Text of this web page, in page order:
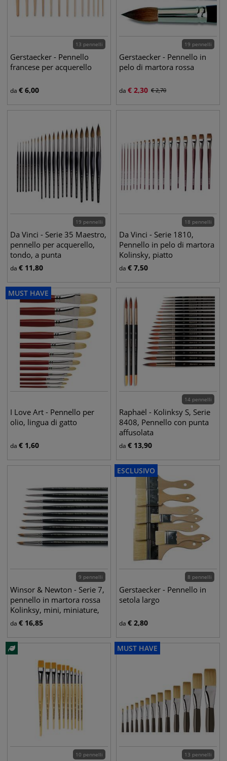
13 pennelli
Gerstaecker - Pennello
francese per acquerello
da € 6,00
19 pennelli
Gerstaecker - Pennello in
pelo di martora rossa
da € 2,30 €2,70
19 pennelli
Da Vinci - Serie 35 Maestro,
pennello per acquerello,
tondo, a punta
da € 11,80
18 pennelli
Da Vinci - Serie 1810,
Pennello in pelo di martora
Kolinsky, piatto
da € 7,50
MUST HAVE
I Love Art - Pennello per
olio, lingua di gatto
da € 1,60
14 pennelli
Raphaël - Kolinksy S, Serie
8408, Pennello con punta
affusolata
da € 13,90
9 pennelli
Winsor & Newton - Serie 7,
pennello in martora rossa
Kolinksy, mini, miniature,
da n.0 a n.6
da € 16,85
ESCLUSIVO
8 pennelli
Gerstaecker - Pennello in
setola largo
da € 2,80
10 pennelli
MUST HAVE
13 pennelli